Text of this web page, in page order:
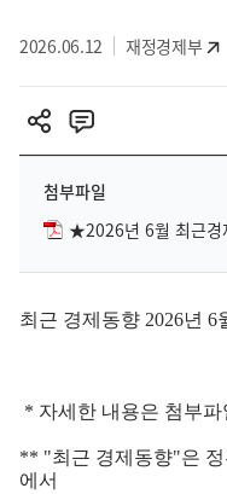
2026.06.12 재정경제부
첨부파일
★2026년 6월 최근
최근 경제동향 2026년 6
* 자세한 내용은 첨부
** "최근 경제동향"은
에서